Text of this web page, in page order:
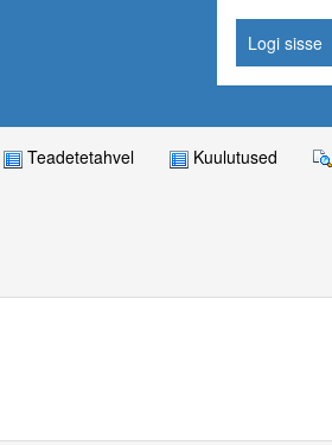
Logi sisse
Teadetetahvel Kuulutused